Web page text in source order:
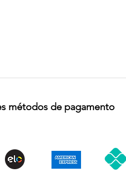
métodos de pagamento